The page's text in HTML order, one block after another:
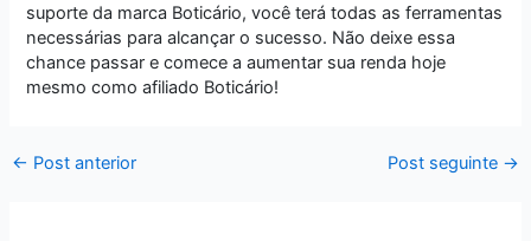
suporte da marca Boticário, você terá todas as ferramentas
necessárias para alcançar o sucesso. Não deixe essa
chance passar e comece a aumentar sua renda hoje
mesmo como afiliado Boticário!
← Post anterior Post seguinte →